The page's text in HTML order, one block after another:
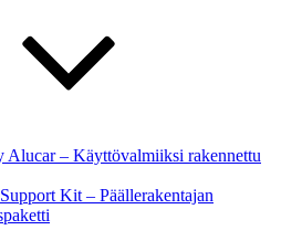
Alucar – Käyttövalmiiksi rakennettu
Kit – Päällerakentajan